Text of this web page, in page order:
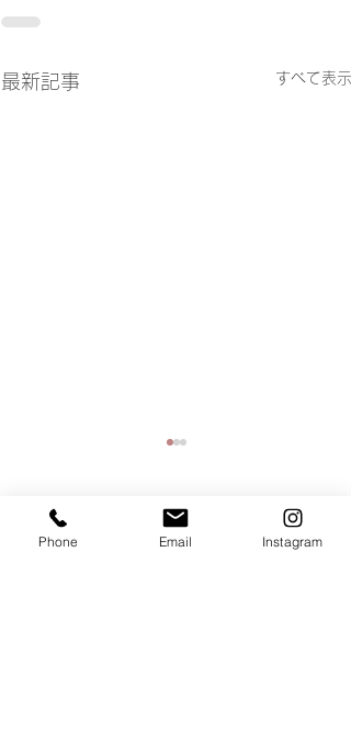
最新記事 すべて表示
コメント
Phone Email Instagram